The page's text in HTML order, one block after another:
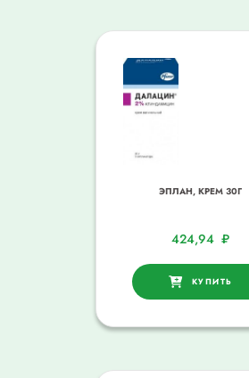
ЭПЛАН, КРЕМ 30Г
424,94 ₽
КУПИТЬ